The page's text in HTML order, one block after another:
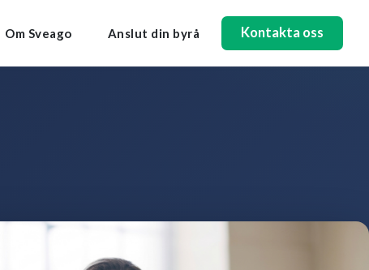
Om Sveago Anslut din byrå Kontakta oss